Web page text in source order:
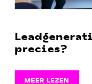
precies?
MEER LEZEN